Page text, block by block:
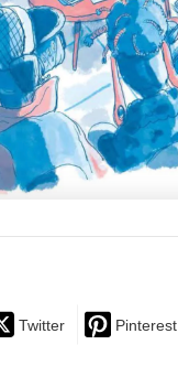
Twitter Pinterest